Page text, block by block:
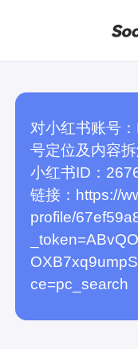
对小红书账号
号定位及内容
小红书ID：
链接：https://
profile/
ce=pc_search